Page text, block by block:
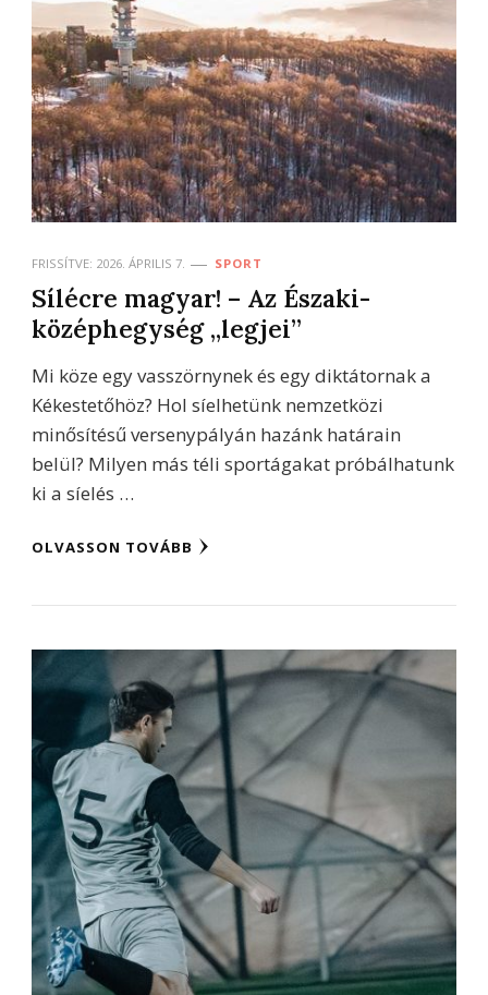
FRISSÍTVE: 2026. ÁPRILIS 7. SPORT
Sílécre magyar! – Az Északi-
középhegység „legjei”
Mi köze egy vasszörnynek és egy diktátornak a
Kékestetőhöz? Hol síelhetünk nemzetközi
minősítésű versenypályán hazánk határain
belül? Milyen más téli sportágakat próbálhatunk
ki a síelés …
OLVASSON TOVÁBB